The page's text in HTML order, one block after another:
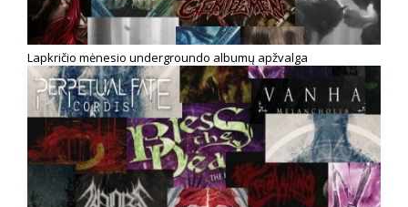
Lapkričio mėnesio undergroundo albumų apžvalga